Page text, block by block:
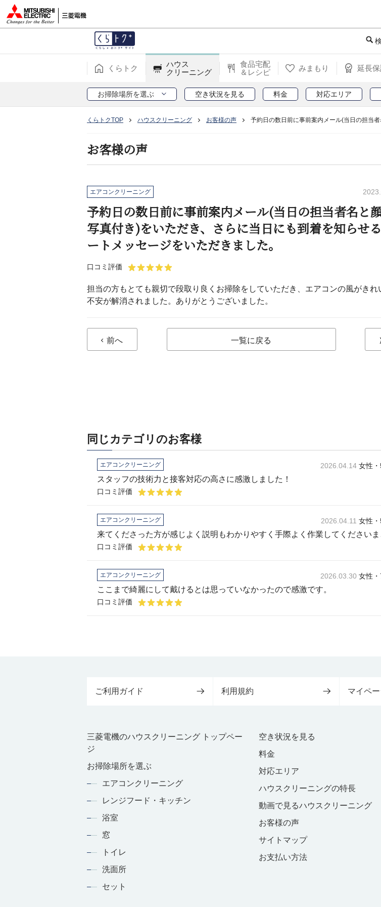
くらトク
ハウス
クリーニング
食品宅配
＆レシピ
みまもり 延長
お掃除場所を選ぶ 空き状況を見る 料金 対応エリア
くらトクTOP ハウスクリーニング お客様の声 予約日の数日前に事前案内メール(当日の担当
お客様の声
エアコンクリーニング
予約日の数日前に事前案内メール(当日の担当者名と
写真付き)をいただき、さらに当日にも到着を知らせ
ートメッセージをいただきました。
口コミ評価
担当の方もとても親切で段取り良くお掃除をしていただき、エアコンの風がきれ
不安が解消されました。ありがとうございました。
前へ 一覧に戻る
同じカテゴリのお客様
エアコンクリーニング 2026.04.14 女性
スタッフの技術力と接客対応の高さに感激しました！
口コミ評価
エアコンクリーニング 2026.04.11 女性
口コミ評価
エアコンクリーニング 2026.03.30 女性
ここまで綺麗にして戴けるとは思っていなかったので感激です。
口コミ評価
ご利用ガイド 利用規約 マイペ
三菱電機のハウスクリーニング トップペー
ジ
お掃除場所を選ぶ
エアコンクリーニング
レンジフード・キッチン
浴室
窓
トイレ
洗面所
セット
空き状況を見る
料金
対応エリア
ハウスクリーニングの特長
動画で見るハウスクリーニング
お客様の声
サイトマップ
お支払い方法